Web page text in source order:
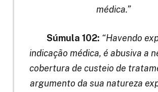
médica.”
Súmula 102: “Havendo
indicação médica, é abusiva a
cobertura de custeio de
argumento da sua natureza